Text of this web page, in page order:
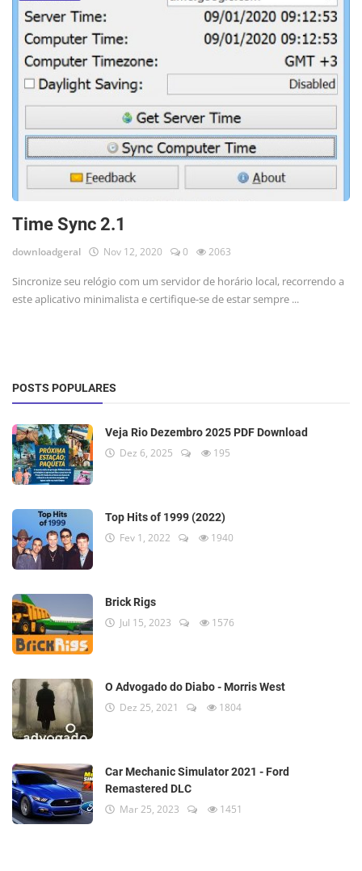
Time Sync 2.1
downloadgeral Nov 12, 2020 0 2063
Sincronize seu relógio com um servidor de horário local, recorrendo a
este aplicativo minimalista e certifique-se de estar sempre ...
POSTS POPULARES
Veja Rio Dezembro 2025 PDF Download
Dez 6, 2025 195
Top Hits of 1999 (2022)
Fev 1, 2022 1940
Brick Rigs
Jul 15, 2023 1576
O Advogado do Diabo - Morris West
Dez 25, 2021 1804
Car Mechanic Simulator 2021 - Ford
Remastered DLC
Mar 25, 2023 1451